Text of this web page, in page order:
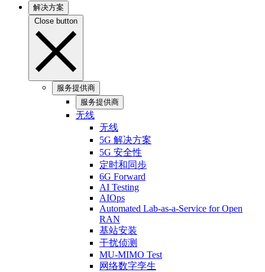
解决方案
Close button
服务提供商
服务提供商
无线
无线
5G 解决方案
5G 安全性
定时和同步
6G Forward
AI Testing
AIOps
Automated Lab-as-a-Service for Open
RAN
基站安装
干扰侦测
MU-MIMO Test
网络数字孪生